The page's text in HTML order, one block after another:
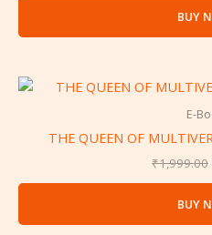
BUY
E-
THE QUEEN OF
₹1,999.00
BUY